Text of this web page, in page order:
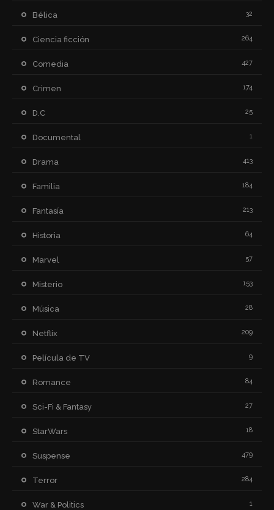
Bélica 32
Ciencia ficción 264
Comedia 427
Crimen 174
D.C 25
Documental 1
Drama 413
Familia 184
Fantasía 213
Historia 64
Marvel 57
Misterio 153
Música 28
Netflix 209
Película de TV 9
Romance 84
Sci-Fi & Fantasy 27
StarWars 18
Suspense 479
Terror 284
War & Politics 1